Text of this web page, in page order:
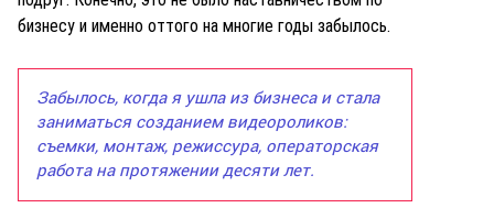
бизнесу и именно оттого на многие годы забылось.
Забылось, когда я ушла из бизнеса и стала
заниматься созданием видеороликов:
съемки, монтаж, режиссура, операторская
работа на протяжении десяти лет.